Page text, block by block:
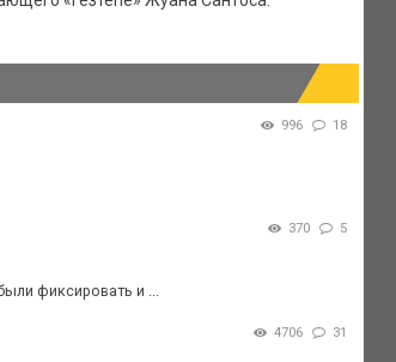
996 18
370 5
фиксировать и ...
4706 31